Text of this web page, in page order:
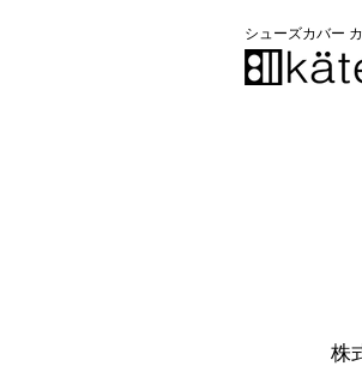
シューズカバー
株